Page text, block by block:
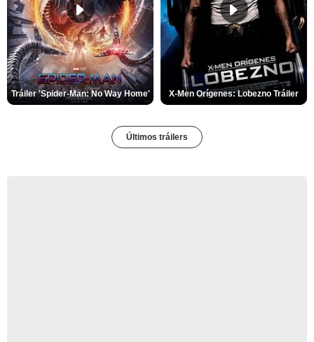
Tráiler 'Spider-Man: No Way Home' X-Men Orígenes: Lobezno Tráiler
Últimos tráilers